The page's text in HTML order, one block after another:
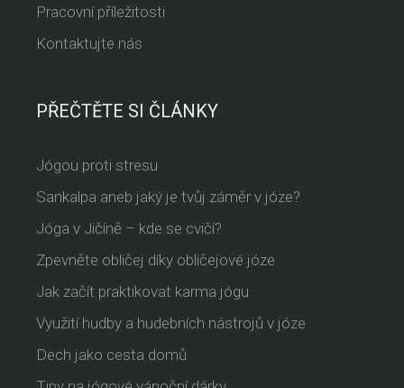
Pracovní příležitosti
Kontaktujte nás
PŘEČTĚTE SI ČLÁNKY
Jógou proti stresu
Sankalpa aneb jaký je tvůj záměr v józe?
Jóga v Jičíně – kde se cvičí?
Zpevněte obličej díky obličejové józe
Jak začít praktikovat karma jógu
Využití hudby a hudebních nástrojů v józe
Dech jako cesta domů